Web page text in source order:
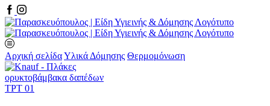
Facebook
Instagram
Αρχική σελίδαΥλικά Δόμησης Θερμομόνωση